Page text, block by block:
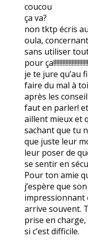
coucou
ça va?
non tktp écris
oula,
sans utiliser
pour
je te jure qu’au
faire du mal à
après les
faut en parler!
aillent mieux et
sachant que tu
que juste leur
leur poser de
se sentir en
Pour ton amie
j’espère que
impressionnant
arrive souvent.
prise en charge,
si c’est difficile.